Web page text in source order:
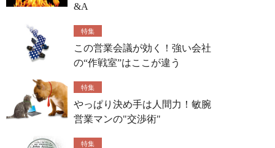
&A
特集
この営業会議が効く！強い会社
の“作戦室”はここが違う
特集
やっぱり決め手は人間力！敏腕
営業マンの"交渉術"
特集